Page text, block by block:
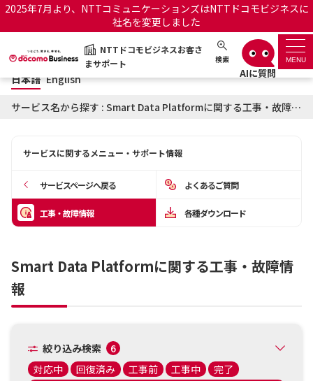
2025年7月より、NTTコミュニケーションズはNTTドコモビジネスに
社名を変更しました
NTTドコモビジネスお客さ
まサポート
検索 MENU
NTTドコモビジネスお客さまサポート 日本語 English
サポートトップ
お知らせ サポートサイトの使い方
日本語 English
サービス名から探す : Smart Data Platformに関する工事・故障情報
サービスに関するメニュー・サポート情報
サービスページへ戻る よくあるご質問
工事・故障情報 各種ダウンロード
Smart Data Platformに関する工事・故障情
報
絞り込み検索
6
対応中
回復済み 工事前 工事中
完了